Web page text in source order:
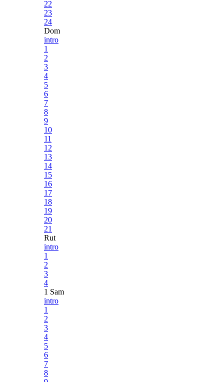
22
23
24
Dom
intro
1
2
3
4
5
6
7
8
9
10
11
12
13
14
15
16
17
18
19
20
21
Rut
intro
1
2
3
4
1 Sam
intro
1
2
3
4
5
6
7
8